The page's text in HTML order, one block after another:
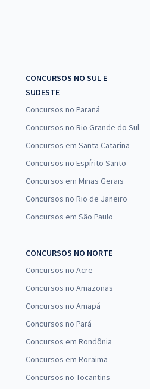
CONCURSOS NO SUL E
SUDESTE
Concursos no Paraná
Concursos no Rio Grande do Sul
Concursos em Santa Catarina
Concursos no Espírito Santo
Concursos em Minas Gerais
Concursos no Rio de Janeiro
Concursos em São Paulo
CONCURSOS NO NORTE
Concursos no Acre
Concursos no Amazonas
Concursos no Amapá
Concursos no Pará
Concursos em Rondônia
Concursos em Roraima
Concursos no Tocantins